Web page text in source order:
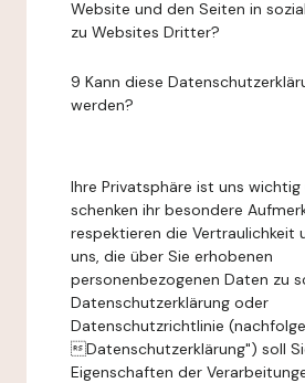
Website und den Seiten in
zu Websites Dritter?
9 Kann diese
werden?
Ihre Privatsphäre ist uns
schenken ihr besondere
respektieren die Vertraulichkeit
uns, die über Sie erhobenen
personenbezogenen Daten zu
Datenschutzerklärung oder
Datenschutzrichtlinie
Datenschutzerklärung") soll
Eigenschaften der